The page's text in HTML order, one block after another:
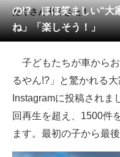
メディア
注目記事を集めた総合ペ
ITの今と未来を見通す
スマホと通信の最新トレ
進化するPCとデバイスの
の!? ほほ笑ましい“大
ね」「楽しそう！」
たくさん出てきた！
子どもたちが車から
るやん!?」と驚かれる
Instagramに投稿され
回再生を超え、1500件
ます。最初の子から最